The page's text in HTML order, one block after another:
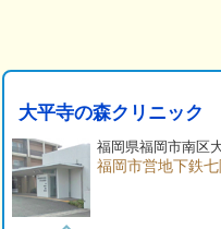
大平寺の森クリニック
福岡県福岡市南区
福岡市営地下鉄